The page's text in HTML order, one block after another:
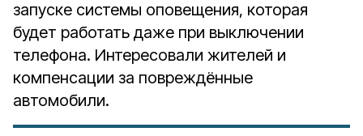
запуске системы оповещения, которая
будет работать даже при выключении
телефона. Интересовали жителей и
компенсации за повреждённые
автомобили.